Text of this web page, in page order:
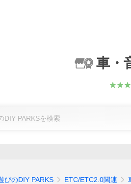
車・
びのDIY PARKS ETC/ETC2.0関連